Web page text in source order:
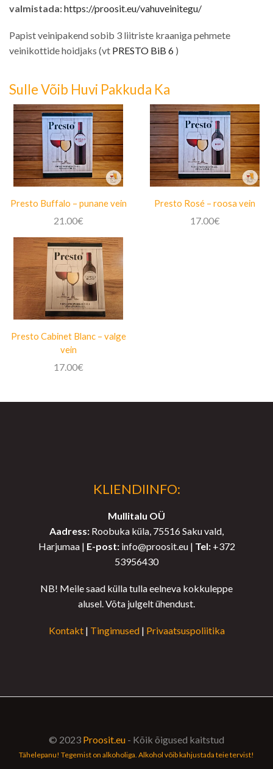
valmistada:https://proosit.eu/vahuveinitegu/
Papist veinipakend sobib 3 liitriste kraaniga pehmete
veinikottide hoidjaks (vt PRESTO BiB 6 )
Sulle Võib Huvi Pakkuda Ka
Presto Buffalo – punane vein
21.00€
Presto Rosé – roosa vein
17.00€
Presto Cabinet Blanc – valge
vein
17.00€
KLIENDIINFO:
Mullitalu OÜ
Aadress: Roobuka küla, 75516 Saku vald,
Harjumaa | E-post:info@proosit.eu | Tel:+372
53956430
NB! Meile saad külla tulla eelneva kokkuleppe
alusel. Võta julgelt ühendust.
Kontakt| Tingimused| Privaatsuspoliitika
© 2023 Proosit.eu - Kõik õigused kaitstud
Tähelepanu! Tegemist on alkoholiga. Alkohol võib kahjustada teie tervist!